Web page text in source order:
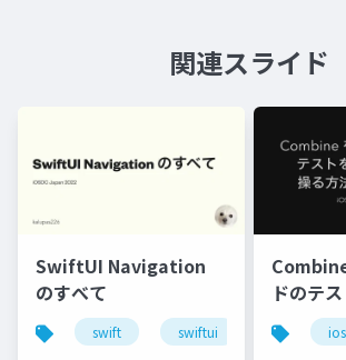
関連スライド
SwiftUI Navigation
のすべて
swift swiftui swiftui-
ドのテ
とその